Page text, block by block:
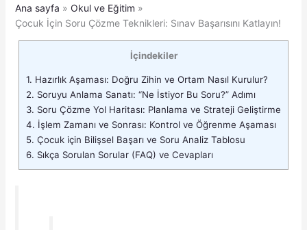
Ana sayfa
Okul ve Eğitim
Çocuk İçin Soru Çözme Teknikleri: Sınav Başarısını Katlayın!
İçindekiler
1. Hazırlık Aşaması: Doğru Zihin ve Ortam Nasıl Kurulur?
2. Soruyu Anlama Sanatı: “Ne İstiyor Bu Soru?” Adımı
3. Soru Çözme Yol Haritası: Planlama ve Strateji Geliştirme
4. İşlem Zamanı ve Sonrası: Kontrol ve Öğrenme Aşaması
5. Çocuk için Bilişsel Başarı ve Soru Analiz Tablosu
6. Sıkça Sorulan Sorular (FAQ) ve Cevapları